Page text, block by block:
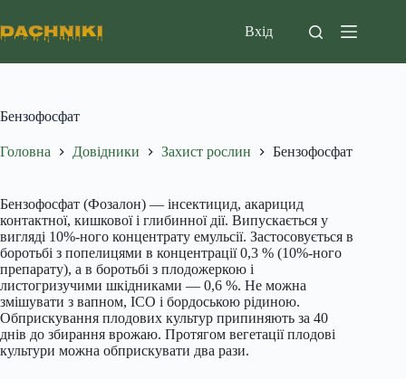
до
вмісту
Вхід
Бензофосфат
Головна Довідники Захист рослин Бензофосфат
Бензофосфат (Фозалон) — інсектицид, акарицид
контактної, кишкової і глибинної дії. Випускається у
вигляді 10%-ного концентрату емульсії. Застосовується в
боротьбі з попелицями в концентрації 0,3 % (10%-ного
препарату), а в боротьбі з плодожеркою і
листогризучими шкідниками — 0,6 %. Не можна
змішувати з вапном, ІСО і бордоською рідиною.
Обприскування плодових культур припиняють за 40
днів до збирання врожаю. Протягом вегетації плодові
культури можна обприскувати два рази.